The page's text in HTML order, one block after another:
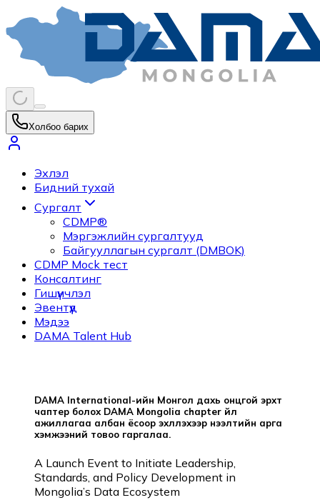
Холбоо барих
Эхлэл
Бидний тухай
Сургалт
CDMP®
Мэргэжлийн сургалтууд
Байгууллагын сургалт (DMBOK)
CDMP Mock тест
Консалтинг
Гишүүнчлэл
Эвентүүд
Мэдээ
DAMA Talent Hub
DAMA International-ийн Монгол дахь онцгой эрхт
чаптер болох DAMA Mongolia chapter үйл
ажиллагаа албан ёсоор эхлүүлэхээр нээлтийн арга
хэмжээний товоо гаргалаа.
A Launch Event to Initiate Leadership,
Standards, and Policy Development in
Mongolia’s Data Ecosystem